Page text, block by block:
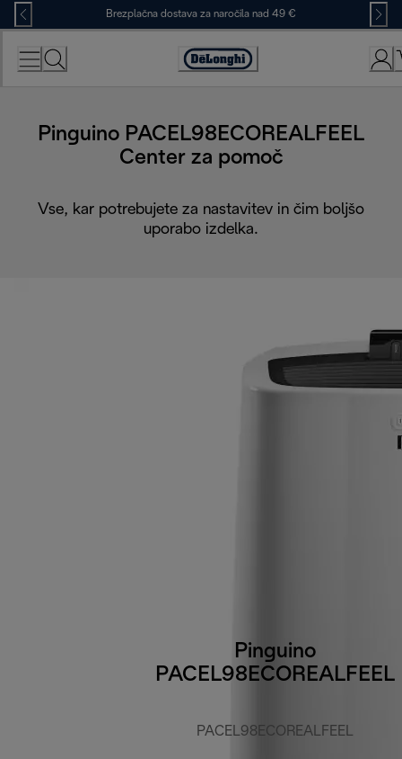
Skip
to
Content
Brezplačna dostava za naročila nad 49 €
Accessibility
Pinguino PACEL98ECOREALFEEL
Center za pomoč
Vse, kar potrebujete za nastavitev in čim boljšo
uporabo izdelka.
Pinguino
PACEL98ECOREALFEEL
PACEL98ECOREALFEEL